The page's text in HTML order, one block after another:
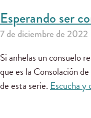
Esperando ser
7 de diciembre de 2022
Si anhelas un consuelo
que es la Consolación
de esta serie.Escucha